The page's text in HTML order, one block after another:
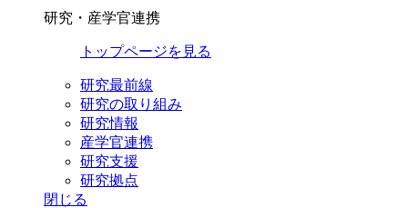
研究・産学官連携
トップページを見る
研究最前線
研究の取り組み
研究情報
産学官連携
研究支援
研究拠点
閉じる